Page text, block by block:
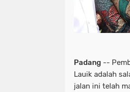
Padang --
Lauik adalah
jalan ini telah